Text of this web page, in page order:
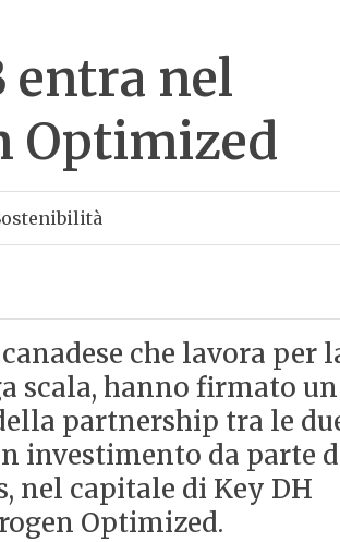
entra nel
Optimized
che lavora per
scala, hanno firmato un
partnership tra le
investimento da parte
nel capitale di Key DH
Optimized.